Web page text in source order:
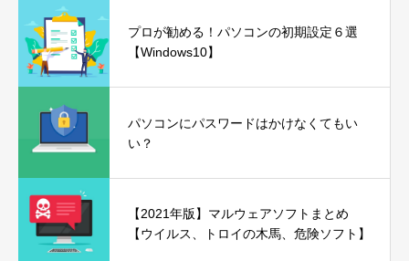
プロが勧める！パソコンの初期設定６選
【Windows10】
パソコンにパスワードはかけなくてもい
い？
【2021年版】マルウェアソフトまとめ
【ウイルス、トロイの木馬、危険ソフト】